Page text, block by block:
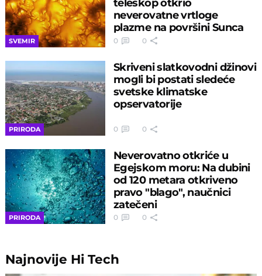
SVEMIR
teleskop otkrio
neverovatne vrtloge
plazme na površini Sunca
0 0
PRIRODA
Skriveni slatkovodni džinovi
mogli bi postati sledeće
svetske klimatske
opservatorije
0 0
PRIRODA
Neverovatno otkriće u
Egejskom moru: Na dubini
od 120 metara otkriveno
pravo "blago", naučnici
zatečeni
0 0
Najnovije Hi Tech